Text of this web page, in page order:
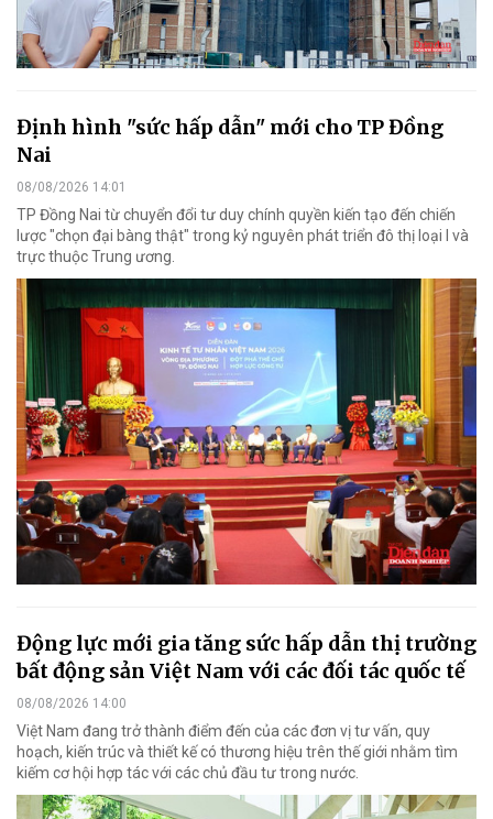
Định hình "sức hấp dẫn" mới cho TP Đồng
Nai
08/08/2026 14:01
TP Đồng Nai từ chuyển đổi tư duy chính quyền kiến tạo đến chiến
lược "chọn đại bàng thật" trong kỷ nguyên phát triển đô thị loại I và
trực thuộc Trung ương.
Động lực mới gia tăng sức hấp dẫn thị trường
bất động sản Việt Nam với các đối tác quốc tế
08/08/2026 14:00
Việt Nam đang trở thành điểm đến của các đơn vị tư vấn, quy
hoạch, kiến trúc và thiết kế có thương hiệu trên thế giới nhằm tìm
kiếm cơ hội hợp tác với các chủ đầu tư trong nước.